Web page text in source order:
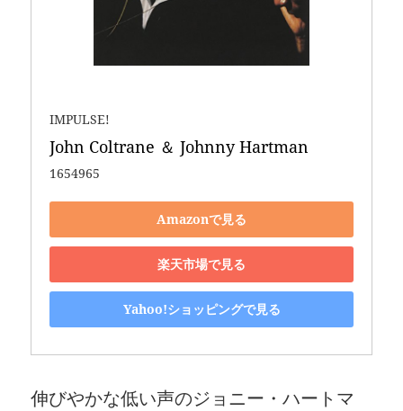
IMPULSE!
John Coltrane ＆ Johnny Hartman
1654965
Amazonで見る
楽天市場で見る
Yahoo!ショッピングで見る
伸びやかな低い声のジョニー・ハートマ